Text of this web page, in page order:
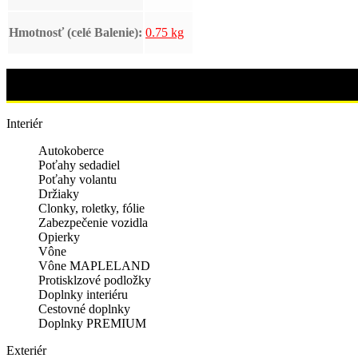
Hmotnosť (celé Balenie): 0.75 kg
Interiér
Autokoberce
Poťahy sedadiel
Poťahy volantu
Držiaky
Clonky, roletky, fólie
Zabezpečenie vozidla
Opierky
Vône
Vône MAPLELAND
Protisklzové podložky
Doplnky interiéru
Cestovné doplnky
Doplnky PREMIUM
Exteriér